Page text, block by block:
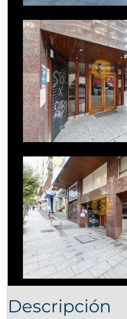
Descripción